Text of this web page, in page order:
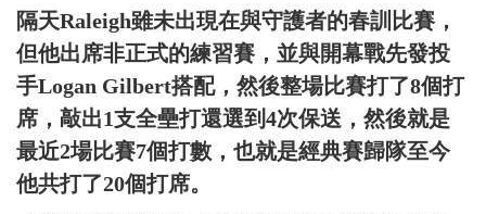
隔天Raleigh雖未出現在與守護者的春訓比賽，
但他出席非正式的練習賽，並與開幕戰先發投
手Logan Gilbert搭配，然後整場比賽打了8個打
席，敲出1支全壘打還選到4次保送，然後就是
最近2場比賽7個打數，也就是經典賽歸隊至今
他共打了20個打席。